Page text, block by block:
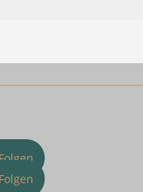
Folgen
Folgen